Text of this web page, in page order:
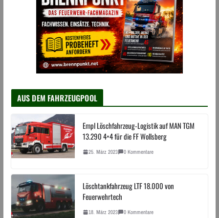
AUS DEM FAHRZEUGPOOL
Empl Löschfahrzeug-Logistik auf MAN TGM
13.290 4×4 für die FF Wollsberg
25. März 2023 0 Kommentare
Löschtankfahrzeug LTF 18.000 von
Feuerwehrtech
18. März 2023 0 Kommentare